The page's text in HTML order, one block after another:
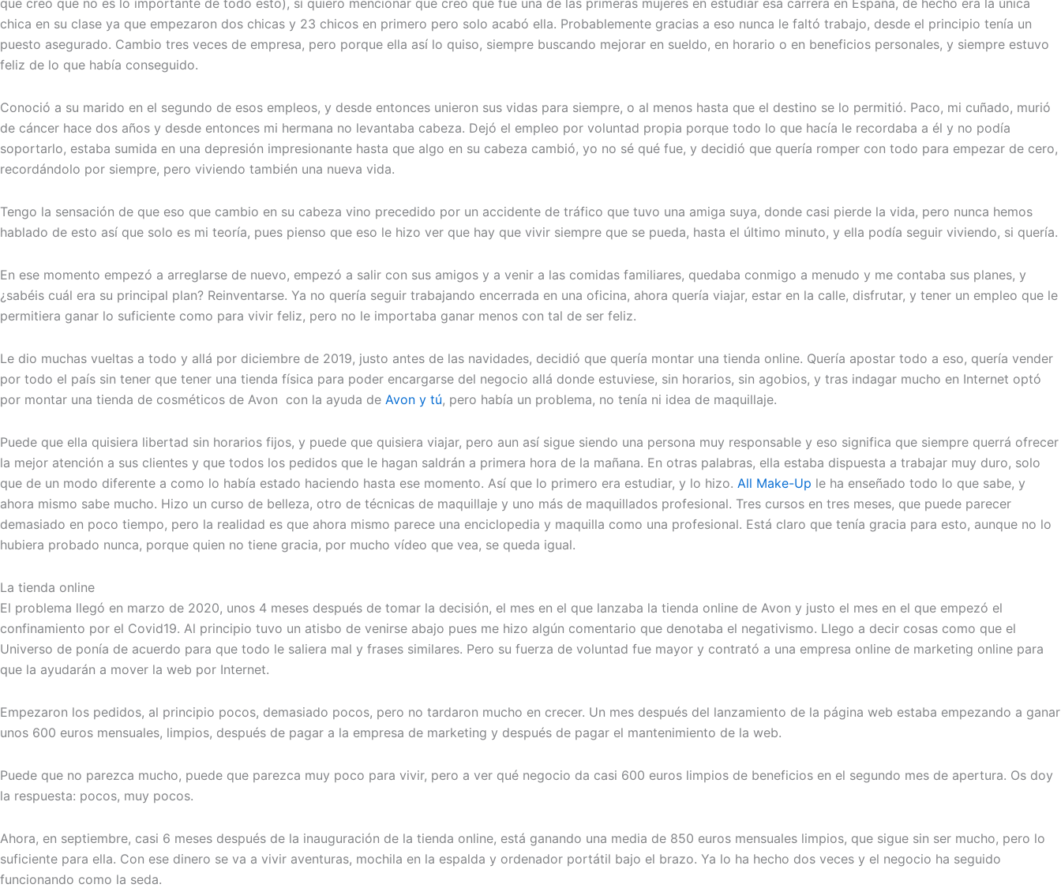
que creo que no es lo importante de todo esto), sí quiero mencionar que creo que fue una de las primeras mujeres en estudiar esa carrera en España, de hecho era la única
chica en su clase ya que empezaron dos chicas y 23 chicos en primero pero solo acabó ella. Probablemente gracias a eso nunca le faltó trabajo, desde el principio tenía un
puesto asegurado. Cambio tres veces de empresa, pero porque ella así lo quiso, siempre buscando mejorar en sueldo, en horario o en beneficios personales, y siempre estuvo
feliz de lo que había conseguido.
Conoció a su marido en el segundo de esos empleos, y desde entonces unieron sus vidas para siempre, o al menos hasta que el destino se lo permitió. Paco, mi cuñado, murió
de cáncer hace dos años y desde entonces mi hermana no levantaba cabeza. Dejó el empleo por voluntad propia porque todo lo que hacía le recordaba a él y no podía
soportarlo, estaba sumida en una depresión impresionante hasta que algo en su cabeza cambió, yo no sé qué fue, y decidió que quería romper con todo para empezar de cero,
recordándolo por siempre, pero viviendo también una nueva vida.
Tengo la sensación de que eso que cambio en su cabeza vino precedido por un accidente de tráfico que tuvo una amiga suya, donde casi pierde la vida, pero nunca hemos
hablado de esto así que solo es mi teoría, pues pienso que eso le hizo ver que hay que vivir siempre que se pueda, hasta el último minuto, y ella podía seguir viviendo, si quería.
En ese momento empezó a arreglarse de nuevo, empezó a salir con sus amigos y a venir a las comidas familiares, quedaba conmigo a menudo y me contaba sus planes, y
¿sabéis cuál era su principal plan? Reinventarse. Ya no quería seguir trabajando encerrada en una oficina, ahora quería viajar, estar en la calle, disfrutar, y tener un empleo que le
permitiera ganar lo suficiente como para vivir feliz, pero no le importaba ganar menos con tal de ser feliz.
Le dio muchas vueltas a todo y allá por diciembre de 2019, justo antes de las navidades, decidió que quería montar una tienda online. Quería apostar todo a eso, quería vender
por todo el país sin tener que tener una tienda física para poder encargarse del negocio allá donde estuviese, sin horarios, sin agobios, y tras indagar mucho en Internet optó
por montar una tienda de cosméticos de Avon con la ayuda de Avon y tú, pero había un problema, no tenía ni idea de maquillaje.
Puede que ella quisiera libertad sin horarios fijos, y puede que quisiera viajar, pero aun así sigue siendo una persona muy responsable y eso significa que siempre querrá ofrecer
la mejor atención a sus clientes y que todos los pedidos que le hagan saldrán a primera hora de la mañana. En otras palabras, ella estaba dispuesta a trabajar muy duro, solo
que de un modo diferente a como lo había estado haciendo hasta ese momento. Así que lo primero era estudiar, y lo hizo. All Make-Up le ha enseñado todo lo que sabe, y
ahora mismo sabe mucho. Hizo un curso de belleza, otro de técnicas de maquillaje y uno más de maquillados profesional. Tres cursos en tres meses, que puede parecer
demasiado en poco tiempo, pero la realidad es que ahora mismo parece una enciclopedia y maquilla como una profesional. Está claro que tenía gracia para esto, aunque no lo
hubiera probado nunca, porque quien no tiene gracia, por mucho vídeo que vea, se queda igual.
La tienda online
El problema llegó en marzo de 2020, unos 4 meses después de tomar la decisión, el mes en el que lanzaba la tienda online de Avon y justo el mes en el que empezó el
confinamiento por el Covid19. Al principio tuvo un atisbo de venirse abajo pues me hizo algún comentario que denotaba el negativismo. Llego a decir cosas como que el
Universo de ponía de acuerdo para que todo le saliera mal y frases similares. Pero su fuerza de voluntad fue mayor y contrató a una empresa online de marketing online para
que la ayudarán a mover la web por Internet.
Empezaron los pedidos, al principio pocos, demasiado pocos, pero no tardaron mucho en crecer. Un mes después del lanzamiento de la página web estaba empezando a ganar
unos 600 euros mensuales, limpios, después de pagar a la empresa de marketing y después de pagar el mantenimiento de la web.
Puede que no parezca mucho, puede que parezca muy poco para vivir, pero a ver qué negocio da casi 600 euros limpios de beneficios en el segundo mes de apertura. Os doy
la respuesta: pocos, muy pocos.
Ahora, en septiembre, casi 6 meses después de la inauguración de la tienda online, está ganando una media de 850 euros mensuales limpios, que sigue sin ser mucho, pero lo
suficiente para ella. Con ese dinero se va a vivir aventuras, mochila en la espalda y ordenador portátil bajo el brazo. Ya lo ha hecho dos veces y el negocio ha seguido
funcionando como la seda.